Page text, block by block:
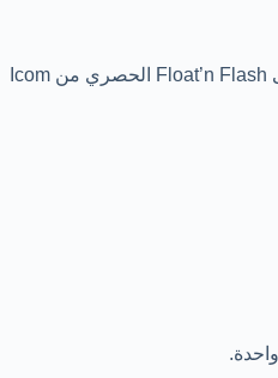
تم تصميم ايكوم IC-M37 لمراكبي القوارب التجارية والترفيهية ، وهي مزودة بقدرة 6 وات لمزيد من نطاق الاتصالات. يتضمن الجهاز جميع الميزات الرائعة في M36 ، بالإضافة إلى Float’n Flash الحصري من Icom